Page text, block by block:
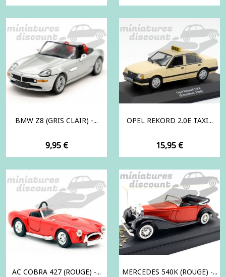
BMW Z8 (GRIS CLAIR) -...
Prix
9,95 €
OPEL REKORD 2.0E TAXI...
Prix
15,95 €
AC COBRA 427 (ROUGE) -... MERCEDES 540K (ROUGE) -...